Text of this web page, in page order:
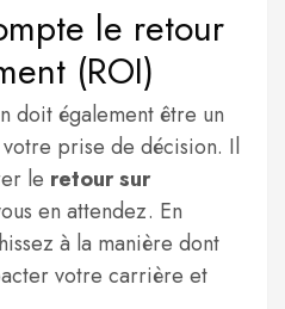
le retour
(ROI)
doit également être un
prise de décision. Il
le retour sur
en attendez. En
à la manière dont
votre carrière et